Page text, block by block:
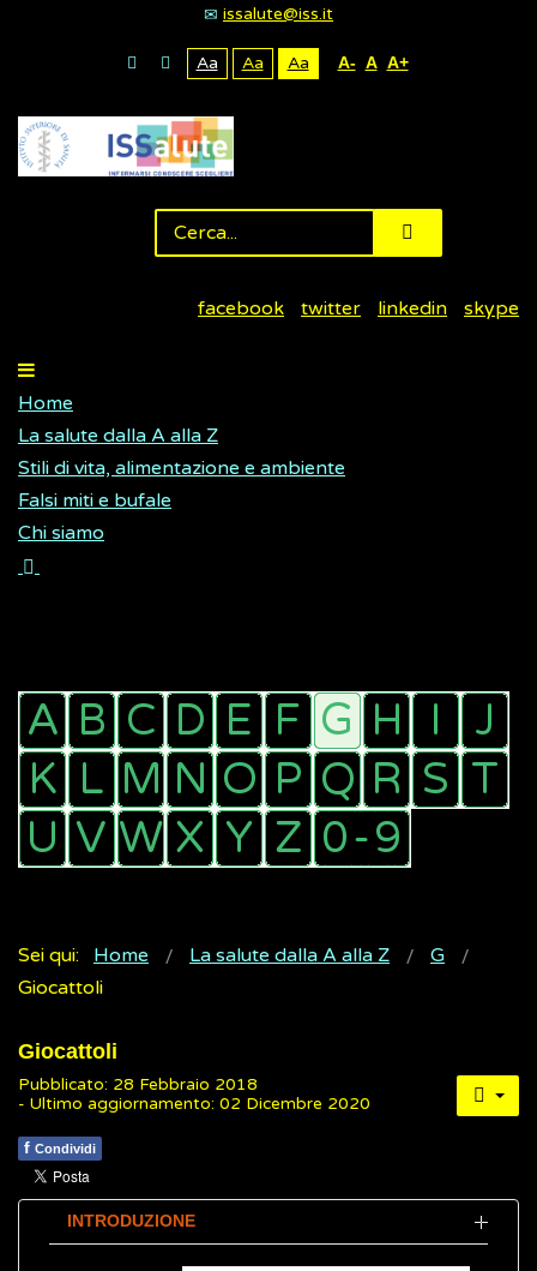
issalute@iss.it
Aa Aa Aa A- A A+
facebook twitter linkedin skype
Home
La salute dalla A alla Z
Stili di vita, alimentazione e ambiente
Falsi miti e bufale
Chi siamo
Sei qui: Home La salute dalla A alla Z
G
Giocattoli
Giocattoli
Pubblicato: 28 Febbraio 2018
- Ultimo aggiornamento: 02 Dicembre 2020
f Condividi
INTRODUZIONE